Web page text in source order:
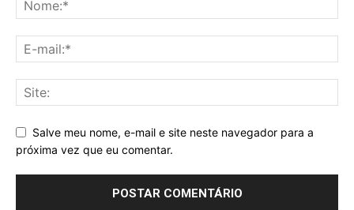
Salve meu nome, e-mail e site neste navegador para a
próxima vez que eu comentar.